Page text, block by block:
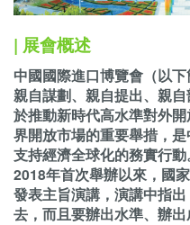
| 展會概述
中國國際進口博覽會（以
親自謀劃、親自提出、親
於推動新時代高水準對外
界開放市場的重要舉措，是
支持經濟全球化的務實行
2018年首次舉辦以來，國
發表主旨演講，演講中指
去，而且要辦出水準、辦出